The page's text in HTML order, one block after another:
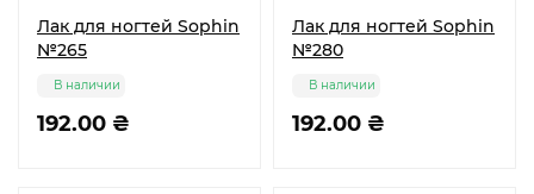
Лак для ногтей Sophin
№265
192.00 ₴
В наличии
Лак для ногтей Sophin
№280
192.00 ₴
В наличии